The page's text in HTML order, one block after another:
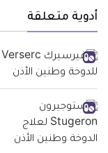
أدوية متعلقة